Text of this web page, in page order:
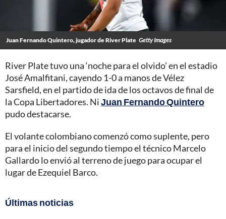
Juan Fernando Quintero, jugador de River Plate Getty Images
River Plate tuvo una ‘noche para el olvido’ en el estadio
José Amalfitani, cayendo 1-0 a manos de Vélez
Sarsfield, en el partido de ida de los octavos de final de
la Copa Libertadores. NiJuan Fernando Quintero
pudo destacarse.
El volante colombiano comenzó como suplente, pero
para el inicio del segundo tiempo el técnico Marcelo
Gallardo lo envió al terreno de juego para ocupar el
lugar de Ezequiel Barco.
Últimas noticias